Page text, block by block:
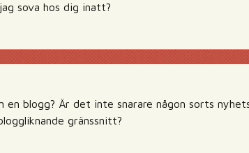
sova hos dig inatt?
en blogg? Är det inte snarare någon sorts
gränssnitt?